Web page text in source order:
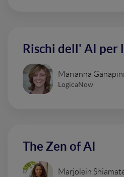
Rischi dell' AI per
Marianna Ganapini
LogicaNow
The Zen of AI
Marjolein